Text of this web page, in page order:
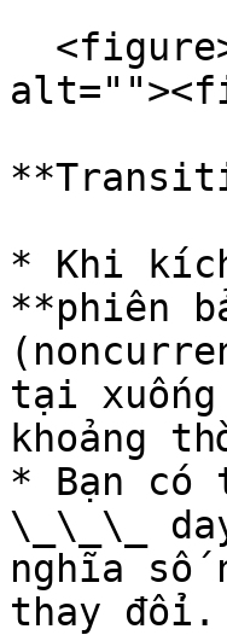
* Khi
**phiên
tại
khoảng
* Bạn có
\_\_\_
nghĩa số
thay đổi.